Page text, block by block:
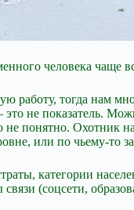
человека чаще
работу, тогда нам
не показатель.
не понятно. Охотник
или по чьему-то
категории
(соцсети,